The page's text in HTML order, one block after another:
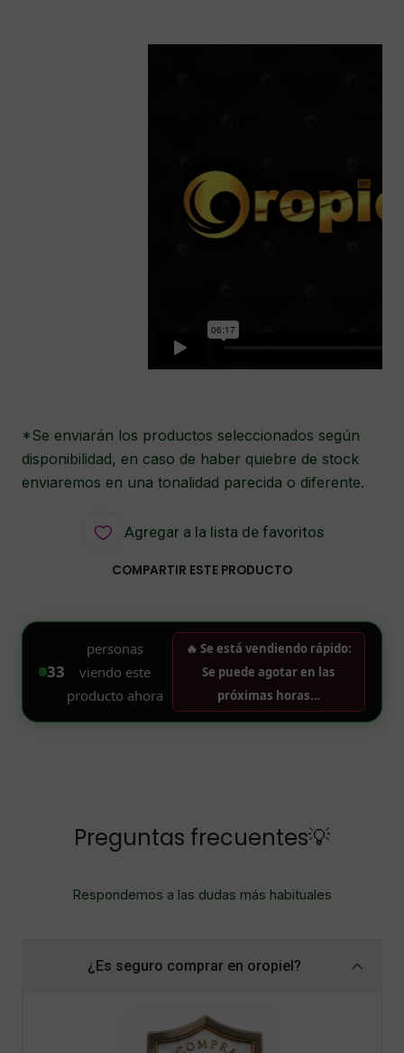
*Se enviarán los productos seleccionados según
disponibilidad, en caso de haber quiebre de stock
enviaremos en una tonalidad parecida o diferente.
Agregar a la lista de favoritos
COMPARTIR ESTE PRODUCTO
Preguntas frecuentes💡
Respondemos a las dudas más habituales
¿Es seguro comprar en oropiel?